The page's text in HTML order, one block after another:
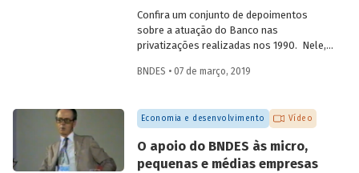
e o valor agregado pelo BNDES ao
projeto de desenvolvimento nacional.
Confira um conjunto de depoimentos
sobre a atuação do Banco nas
privatizações realizadas nos 1990. Nele,
desafios enfrentados à época e sobre os
dessas desestatizações.
BNDES • 07 de março, 2019
Economia e desenvolvimento Vídeo
O apoio do BNDES às micro,
pequenas e médias empresas